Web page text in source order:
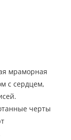
мраморная
с сердцем,
черты